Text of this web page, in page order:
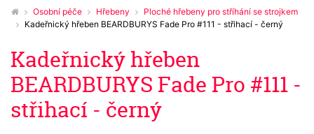
Osobní péče Hřebeny
Ploché hřebeny pro stříhání se strojkem
Kadeřnický hřeben BEARDBURYS Fade Pro #111 - střihací - černý
Kadeřnický hřeben
BEARDBURYS Fade Pro #111 -
střihací - černý